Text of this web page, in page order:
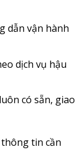
dẫn vận hành
dịch vụ hậu
có sẵn, giao
tin cần